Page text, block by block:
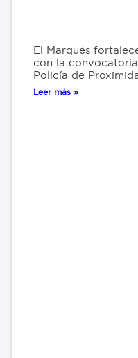
El Marqués
con la
Policía de
Leer más »